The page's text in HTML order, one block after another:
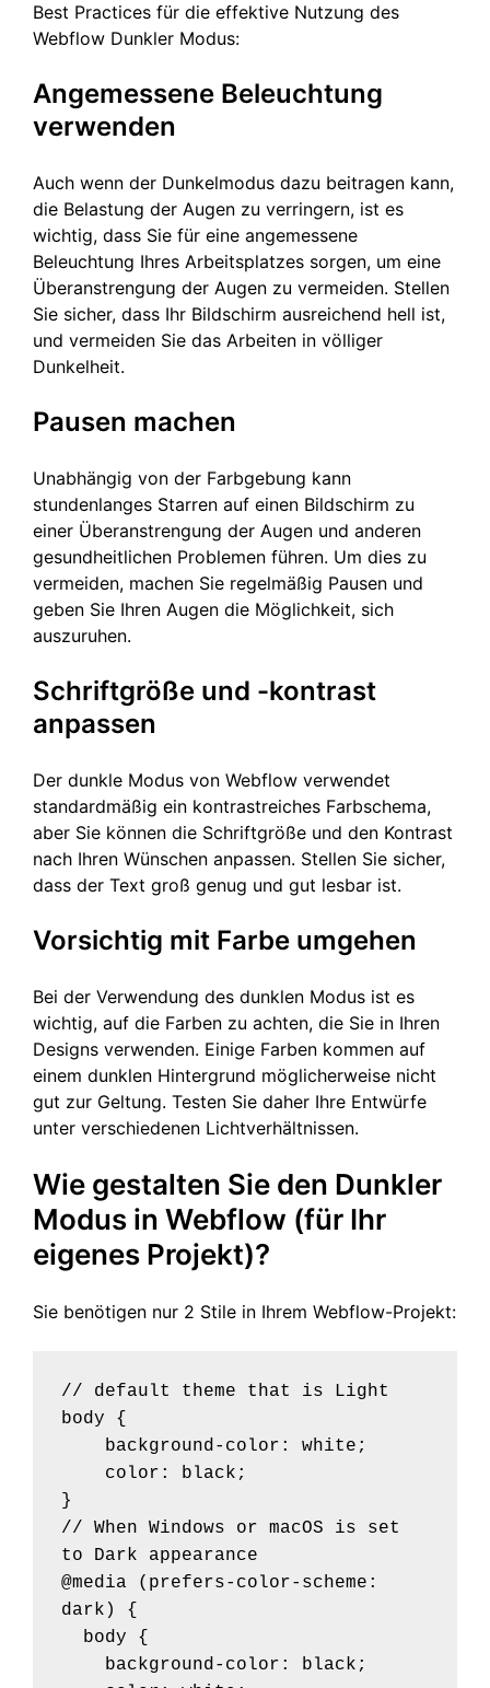
Best Practices für die effektive Nutzung des
Webflow Dunkler Modus:
Angemessene Beleuchtung
verwenden
Auch wenn der Dunkelmodus dazu beitragen kann,
die Belastung der Augen zu verringern, ist es
wichtig, dass Sie für eine angemessene
Beleuchtung Ihres Arbeitsplatzes sorgen, um eine
Überanstrengung der Augen zu vermeiden. Stellen
Sie sicher, dass Ihr Bildschirm ausreichend hell ist,
und vermeiden Sie das Arbeiten in völliger
Dunkelheit.
Pausen machen
Unabhängig von der Farbgebung kann
stundenlanges Starren auf einen Bildschirm zu
einer Überanstrengung der Augen und anderen
gesundheitlichen Problemen führen. Um dies zu
vermeiden, machen Sie regelmäßig Pausen und
geben Sie Ihren Augen die Möglichkeit, sich
auszuruhen.
Schriftgröße und -kontrast
anpassen
Der dunkle Modus von Webflow verwendet
standardmäßig ein kontrastreiches Farbschema,
aber Sie können die Schriftgröße und den Kontrast
nach Ihren Wünschen anpassen. Stellen Sie sicher,
dass der Text groß genug und gut lesbar ist.
Vorsichtig mit Farbe umgehen
Bei der Verwendung des dunklen Modus ist es
wichtig, auf die Farben zu achten, die Sie in Ihren
Designs verwenden. Einige Farben kommen auf
einem dunklen Hintergrund möglicherweise nicht
gut zur Geltung. Testen Sie daher Ihre Entwürfe
unter verschiedenen Lichtverhältnissen.
Wie gestalten Sie den Dunkler
Modus in Webflow (für Ihr
eigenes Projekt)?
Sie benötigen nur 2 Stile in Ihrem Webflow-Projekt:
// default theme that is Light
body {
}
// When Windows or macOS is set
to Dark appearance
@media (prefers-color-scheme:
dark) {